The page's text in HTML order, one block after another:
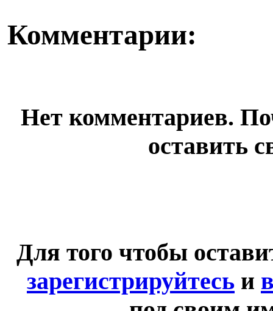
Комментарии:
Нет комментариев.
оставить
Для того чтобы
зарегистрируйтесь и